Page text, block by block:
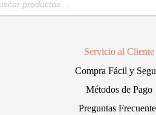
Servicio al Cliente
Compra Fácil y
Métodos de Pago
Preguntas